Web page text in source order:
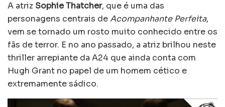
A atriz Sophie Thatcher, que é uma das
personagens centrais deAcompanhante Perfeita,
vem se tornado um rosto muito conhecido entre os
fãs de terror. E no ano passado, a atriz brilhou neste
thriller arrepiante da A24 que ainda conta com
Hugh Grant no papel de um homem cético e
extremamente sádico.